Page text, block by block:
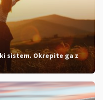
sistem. Okrepite ga z